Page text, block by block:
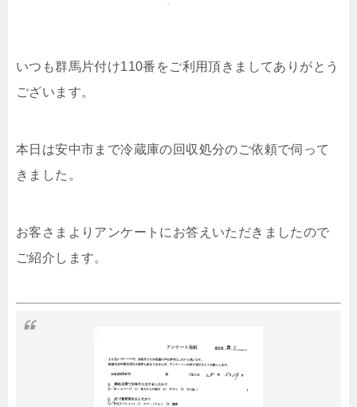
いつも群馬片付け110番をご利用頂きましてありがとう
ございます。
本日は安中市まで冷蔵庫の回収処分のご依頼で伺って
きました。
お客さまよりアンケートにお答えいただきましたので
ご紹介します。